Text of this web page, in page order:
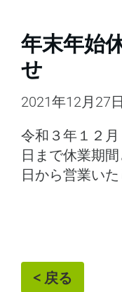
年末年始
せ
2021年12月27
令和３年１２
日まで休業期
日から営業いた
< 戻る